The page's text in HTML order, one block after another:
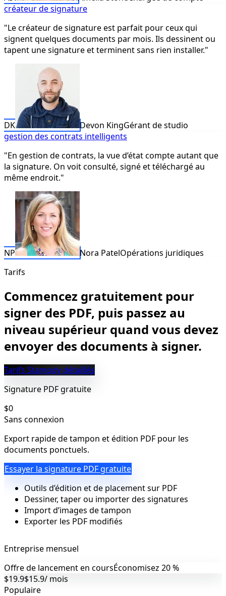
créateur de signature
"Le créateur de signature est parfait pour ceux qui
signent quelques documents par mois. Ils dessinent ou
tapent une signature et terminent sans rien installer."
DK Devon KingGérant de studio
gestion des contrats intelligents
"En gestion de contrats, la vue d’état compte autant que
la signature. On voit consulté, signé et téléchargé au
même endroit."
NP Nora PatelOpérations juridiques
Tarifs
Commencez gratuitement pour
signer des PDF, puis passez au
niveau supérieur quand vous devez
envoyer des documents à signer.
Tarifs Stampdy détaillés
Signature PDF gratuite
$0
Sans connexion
Export rapide de tampon et édition PDF pour les
documents ponctuels.
Essayer la signature PDF gratuite
Outils d’édition et de placement sur PDF
Dessiner, taper ou importer des signatures
Import d’images de tampon
Exporter les PDF modifiés
Entreprise mensuel
Offre de lancement en coursÉconomisez 20 %
$19.9$15.9/ mois
Populaire